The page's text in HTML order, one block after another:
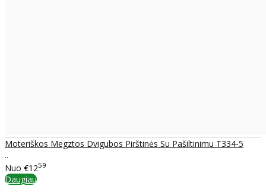
Moteriškos Megztos Dvigubos Pirštinės Su Pašiltinimu T334-5
..
Nuo €1259
Daugiau